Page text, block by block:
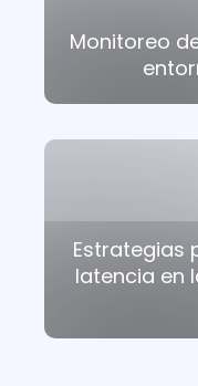
Monitoreo
Estrategias
latencia en